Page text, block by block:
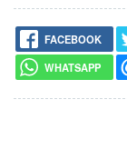
FACEBOOK
WHATSAPP